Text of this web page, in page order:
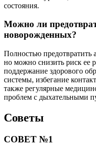
состояния.
Можно ли
новорожденных?
Полностью
но можно снизить риск ее
поддержание здорового
системы, избегание
также регулярные
проблем с дыхательными
Советы
СОВЕТ №1